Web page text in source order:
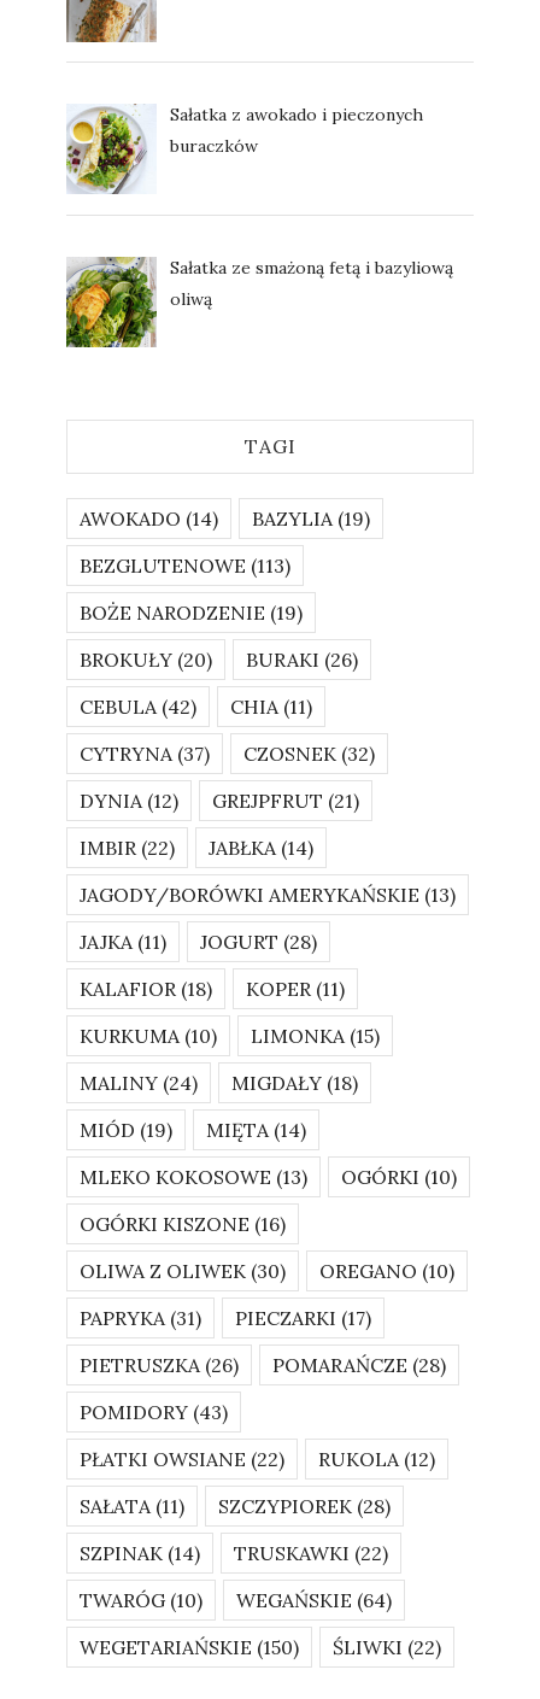
Sałatka z awokado i pieczonych
buraczków
Sałatka ze smażoną fetą i bazyliową
oliwą
TAGI
AWOKADO (14) BAZYLIA(19)
BEZGLUTENOWE (113)
BOŻE NARODZENIE (19)
BROKUŁY (20) BURAKI (26)
CEBULA(42) CHIA(11)
CYTRYNA(37) CZOSNEK (32)
DYNIA(12) GREJPFRUT (21)
IMBIR (22) JABŁKA(14)
JAGODY/BORÓWKI AMERYKAŃSKIE (13)
JAJKA(11) JOGURT (28)
KALAFIOR (18) KOPER (11)
KURKUMA(10) LIMONKA(15)
MALINY (24) MIGDAŁY (18)
MIÓD (19) MIĘTA(14)
MLEKO KOKOSOWE (13) OGÓRKI (10)
OGÓRKI KISZONE (16)
OLIWA Z OLIWEK (30) OREGANO (10)
PAPRYKA(31) PIECZARKI (17)
PIETRUSZKA(26) POMARAŃCZE (28)
POMIDORY (43)
PŁATKI OWSIANE (22) RUKOLA(12)
SAŁATA(11) SZCZYPIOREK (28)
SZPINAK (14) TRUSKAWKI (22)
TWARÓG (10) WEGAŃSKIE (64)
WEGETARIAŃSKIE (150) ŚLIWKI (22)